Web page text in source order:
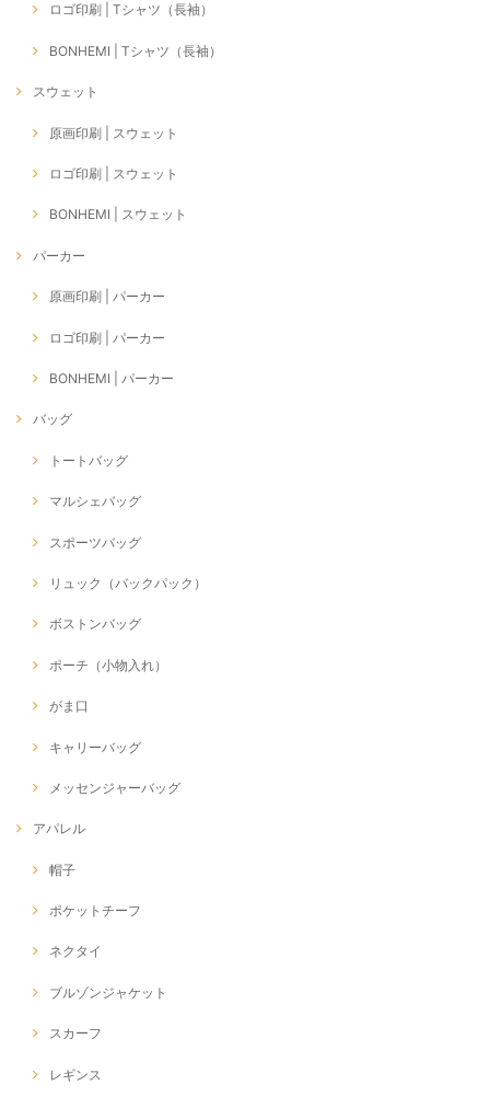
ロゴ印刷 | Tシャツ（長袖）
BONHEMI | Tシャツ（長袖）
スウェット
原画印刷 | スウェット
ロゴ印刷 | スウェット
BONHEMI | スウェット
パーカー
原画印刷 | パーカー
ロゴ印刷 | パーカー
BONHEMI | パーカー
バッグ
トートバッグ
マルシェバッグ
スポーツバッグ
リュック（バックパック）
ボストンバッグ
ポーチ（小物入れ）
がま口
キャリーバッグ
メッセンジャーバッグ
アパレル
帽子
ポケットチーフ
ネクタイ
ブルゾンジャケット
スカーフ
レギンス